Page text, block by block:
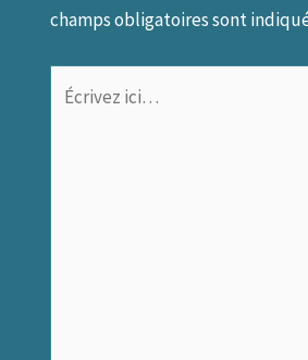
champs obligatoires sont
Écrivez